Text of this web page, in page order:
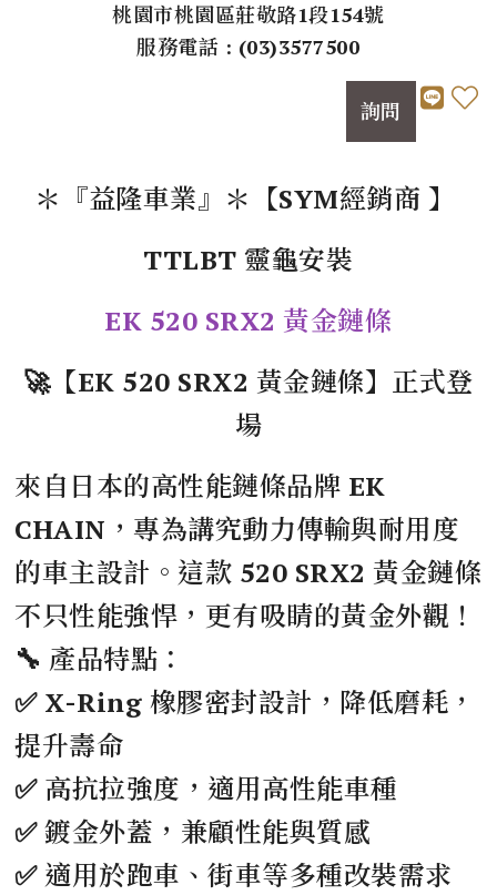
桃園市桃園區莊敬路1段154號
服務電話 : (03)3577500
詢問
＊『益隆車業』＊【SYM經銷商 】
TTLBT 靈龜安裝
EK 520 SRX2 黃金鏈條
🚀【EK 520 SRX2 黃金鏈條】正式登
場
來自日本的高性能鏈條品牌 EK
CHAIN，專為講究動力傳輸與耐用度
的車主設計。這款 520 SRX2 黃金鏈條
不只性能強悍，更有吸睛的黃金外觀！
🔧 產品特點：
✅ X-Ring 橡膠密封設計，降低磨耗，
提升壽命
✅ 高抗拉強度，適用高性能車種
✅ 鍍金外蓋，兼顧性能與質感
✅ 適用於跑車、街車等多種改裝需求